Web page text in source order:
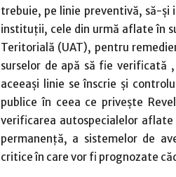
trebuie, pe linie preventivă, să-şi
instituţii, cele din urmă aflate în
Teritorială (UAT), pentru
surselor de apă să fie verificată
aceeaşi linie se înscrie şi
publice în ceea ce priveşte
verificarea autospecialelor
permanenţă, a sistemelor de
critice în care vor fi prognozate